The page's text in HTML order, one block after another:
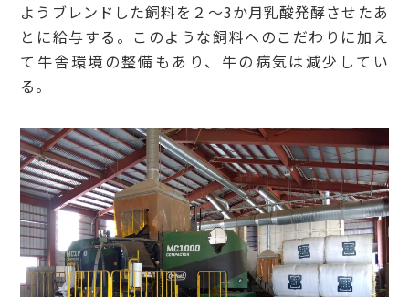
ようブレンドした飼料を２～3か月乳酸発酵させたあ
とに給与する。このような飼料へのこだわりに加え
て牛舎環境の整備もあり、牛の病気は減少してい
る。